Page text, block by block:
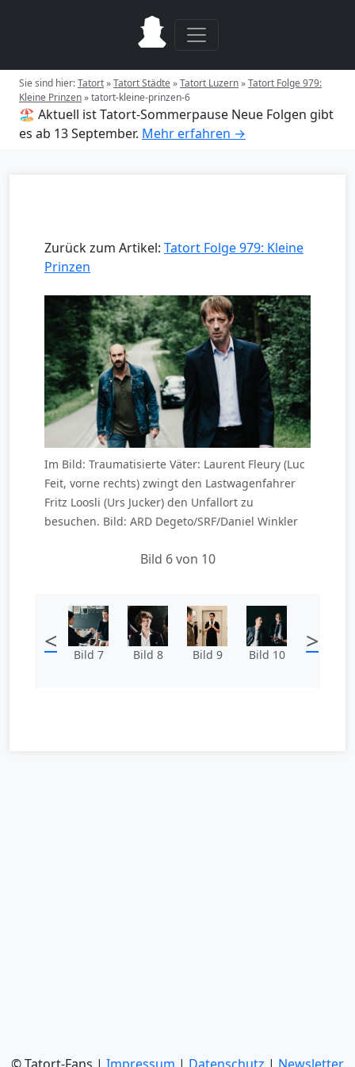
Sie sind hier:Tatort»Tatort Städte»Tatort Luzern»Tatort Folge 979:
Kleine Prinzen»tatort-kleine-prinzen-6
🏖️ Aktuell ist Tatort-Sommerpause Neue Folgen gibt
es ab 13 September. Mehr erfahren →
Zurück zum Artikel: Tatort Folge 979: Kleine
Prinzen
Im Bild: Traumatisierte Väter: Laurent Fleury (Luc
Feit, vorne rechts) zwingt den Lastwagenfahrer
Fritz Loosli (Urs Jucker) den Unfallort zu
besuchen. Bild: ARD Degeto/SRF/Daniel Winkler
Bild 6 von 10
< Bild 7 Bild 8 Bild 9 Bild 10 >